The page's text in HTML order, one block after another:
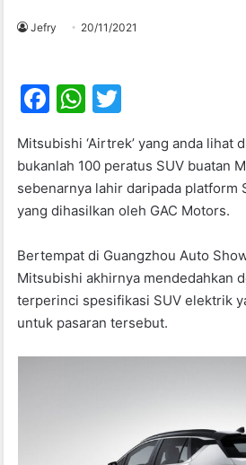
Jefry 20/11/2021
F
c
e
b
o
k
W
at
s
A
p
p
itt
er
Mitsubishi ‘Airtrek’ yang anda lihat
bukanlah 100 peratus SUV buatan
sebenarnya lahir daripada platform
yang dihasilkan oleh GAC Motors.
Bertempat di Guangzhou Auto
Mitsubishi akhirnya mendedahkan
terperinci spesifikasi SUV elektrik
untuk pasaran tersebut.